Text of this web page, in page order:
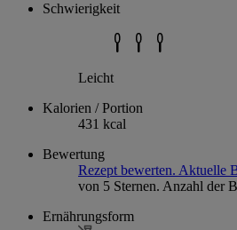
Schwierigkeit
Leicht
Kalorien / Portion
431 kcal
Bewertung
Rezept bewerten. Aktuelle
von 5 Sternen. Anzahl der
Ernährungsform